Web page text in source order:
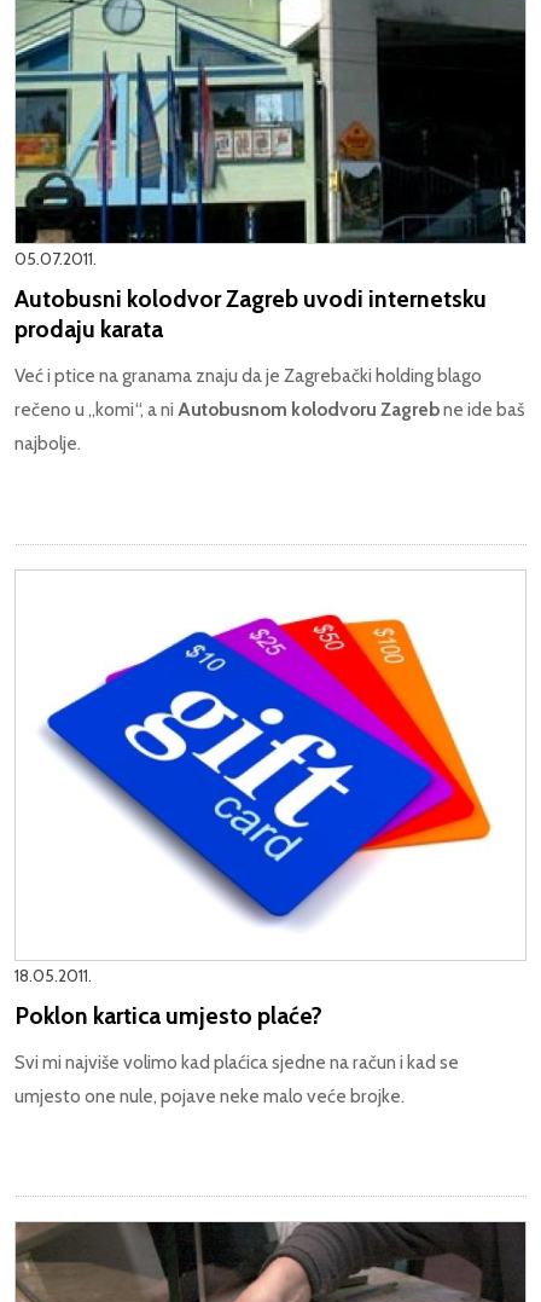
05.07.2011.
Autobusni kolodvor Zagreb uvodi internetsku
prodaju karata
Već i ptice na granama znaju da je Zagrebački holding blago
rečeno u „komi“, a ni Autobusnom kolodvoru Zagrebne ide baš
najbolje.
18.05.2011.
Poklon kartica umjesto plaće?
Svi mi najviše volimo kad plaćica sjedne na račun i kad se
umjesto one nule, pojave neke malo veće brojke.